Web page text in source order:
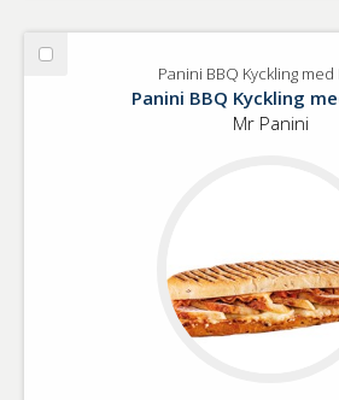
Välj
Panini BBQ Kyckling med
Panini BBQ Kyckling
Mr Panini